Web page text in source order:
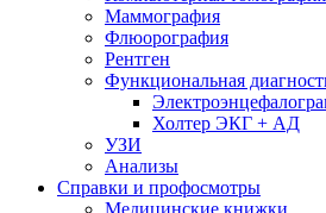
Маммография
Флюорография
Рентген
Функциональная
Холтер ЭКГ + АД
УЗИ
Анализы
Справки и профосмотры
Медицинские книжки